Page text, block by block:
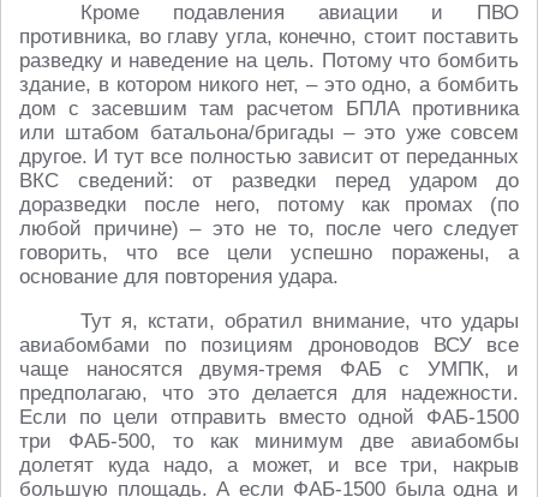
Кроме подавления авиации и ПВО
противника, во главу угла, конечно, стоит поставить
разведку и наведение на цель. Потому что бомбить
здание, в котором никого нет, – это одно, а бомбить
дом с засевшим там расчетом БПЛА противника
или штабом батальона/бригады – это уже совсем
другое. И тут все полностью зависит от переданных
ВКС сведений: от разведки перед ударом до
доразведки после него, потому как промах (по
любой причине) – это не то, после чего следует
говорить, что все цели успешно поражены, а
основание для повторения удара.
Тут я, кстати, обратил внимание, что удары
авиабомбами по позициям дроноводов ВСУ все
чаще наносятся двумя-тремя ФАБ с УМПК, и
предполагаю, что это делается для надежности.
Если по цели отправить вместо одной ФАБ-1500
три ФАБ-500, то как минимум две авиабомбы
долетят куда надо, а может, и все три, накрыв
большую площадь. А если ФАБ-1500 была одна и